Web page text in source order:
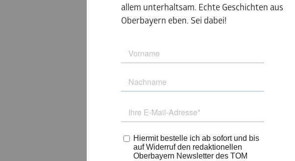
allem unterhaltsam. Echte Geschichten aus
Oberbayern eben. Sei dabei!